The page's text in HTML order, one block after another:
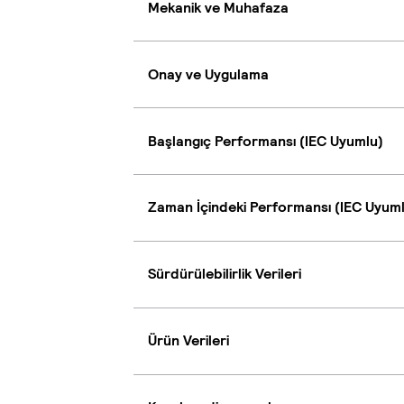
Mekanik ve Muhafaza
Onay ve Uygulama
Başlangıç Performansı (IEC Uyumlu)
Zaman İçindeki Performansı (IEC
Sürdürülebilirlik Verileri
Ürün Verileri